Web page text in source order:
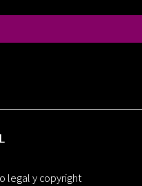
legal y copyright